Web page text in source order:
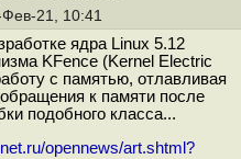
21, 10:41
ядра Linux 5.12
KFence (Kernel Electric
с памятью, отлавливая
к памяти после
подобного класса...
opennews/art.shtml?